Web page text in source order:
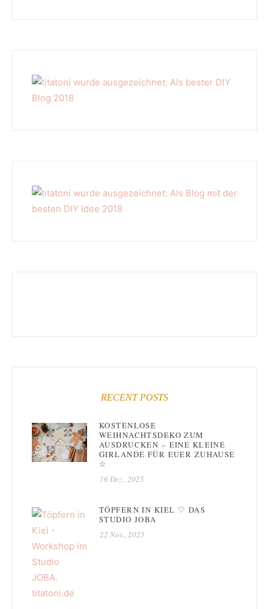
RECENT POSTS
KOSTENLOSE
WEIHNACHTSDEKO ZUM
AUSDRUCKEN – EINE KLEINE
GIRLANDE FÜR EUER ZUHAUSE
☆
16 Dez., 2025
TÖPFERN IN KIEL ♡ DAS
STUDIO JOBA
22 Nov., 2025